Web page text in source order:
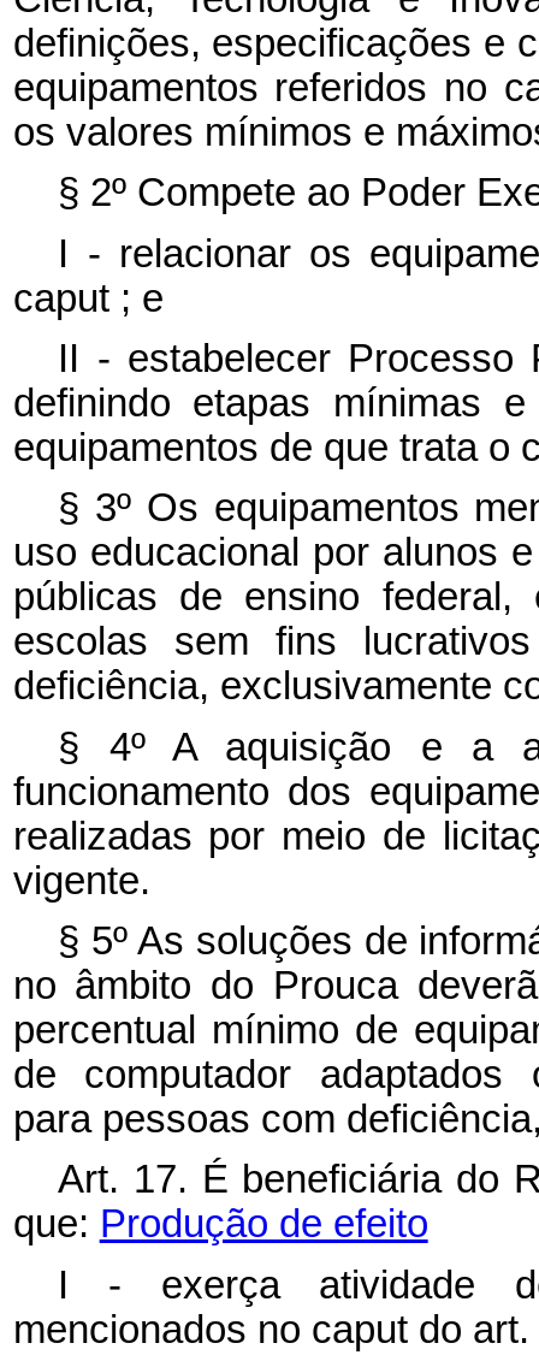
definições, especificações e
equipamentos referidos no
os valores mínimos e
§ 2º Compete ao Poder
I - relacionar os
caput ; e
II - estabelecer Processo
definindo etapas mínimas
equipamentos de que trata o
§ 3º Os equipamentos
uso educacional por alunos
públicas de ensino
escolas sem fins
deficiência, exclusivamente
§ 4º A aquisição e a
funcionamento dos
realizadas por meio de
vigente.
§ 5º As soluções de
no âmbito do Prouca
percentual mínimo de
de computador adaptados
para pessoas com
Art. 17. É beneficiária do
que: Produção de efeito
I - exerça atividade
mencionados no caput do